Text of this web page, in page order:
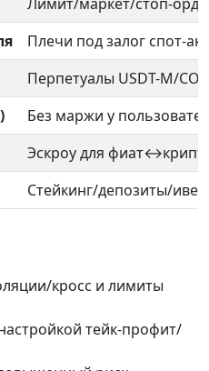
Лимит/маркет/стоп-
Плечи под залог спот-
Перпетуалы USDT-M/
Без маржи у
Эскроу для
Стейкинг/депозиты/
кросс и лимиты
тейк-профит/